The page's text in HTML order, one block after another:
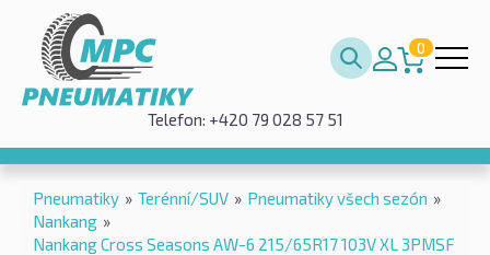
0
Telefon: +420 79 028 57 51
Pneumatiky » Terénní/SUV » Pneumatiky všech sezón »
Nankang »
Nankang Cross Seasons AW-6 215/65R17 103V XL 3PMSF